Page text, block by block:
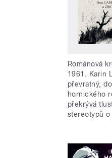
Románová
1961. Karin
převratný,
hornického
překrývá
stereotypů o